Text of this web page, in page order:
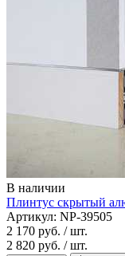
В наличии
Плинтус скрытый
Артикул: NP-39505
2 170 руб. / шт.
2 820 руб. / шт.